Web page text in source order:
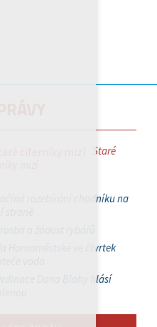
Staré
Začíná rozebírání chodníku na
Na Hornoměstské ve čtvrtek
Ordinace Dana Blahy hlásí